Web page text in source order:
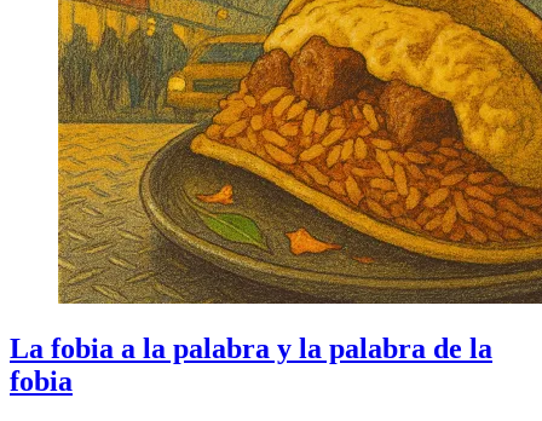
La fobia a la palabra y la palabra de la
fobia